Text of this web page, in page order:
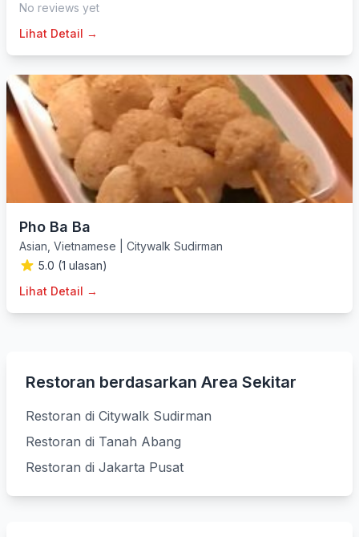
No reviews yet
Lihat Detail →
Pho Ba Ba
Asian Vietnamese
Citywalk Sudirman
5.0 (1 ulasan)
Lihat Detail →
Restoran berdasarkan Area Sekitar
Restoran di Citywalk Sudirman
Restoran di Tanah Abang
Restoran di Jakarta Pusat